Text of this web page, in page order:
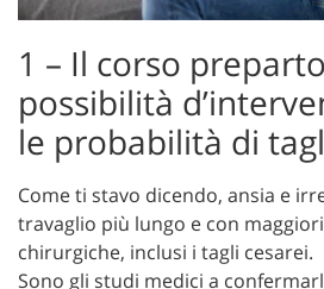
1 – Il corso
possibilità
le probabilità di
Come ti stavo dicendo, ansia e
travaglio più lungo e con
chirurgiche, inclusi i tagli cesarei.
Sono gli studi medici a